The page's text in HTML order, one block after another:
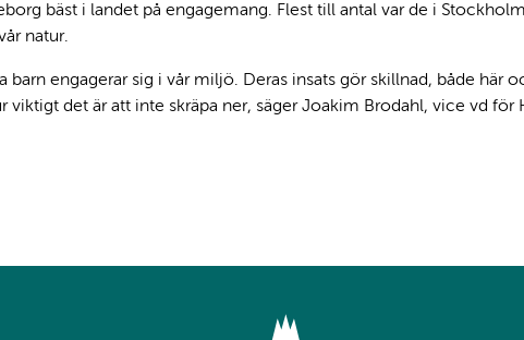
bäst i landet på engagemang. Flest till antal var de i
natur.
barn engagerar sig i vår miljö. Deras insats gör skillnad, både här
viktigt det är att inte skräpa ner, säger Joakim Brodahl, vice vd för